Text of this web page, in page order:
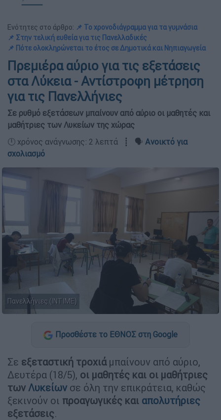
Ενότητες στο άρθρο: 📌 Το χρονοδιάγραμμα για τα γυμνάσια
📌 Στην τελική ευθεία για τις Πανελλαδικές
📌 Πότε ολοκληρώνεται το έτος σε Δημοτικά και Νηπιαγωγεία
Πρεμιέρα αύριο για τις εξετάσεις
στα Λύκεια - Αντίστροφη μέτρηση
για τις Πανελλήνιες
Σε ρυθμό εξετάσεων μπαίνουν από αύριο οι μαθητές και
μαθήτριες των Λυκείων της χώρας
🕛 χρόνος ανάγνωσης: 2 λεπτά ┋ 🗣️ Ανοικτό για
σχολιασμό
Πανελλήνιες (ΙΝΤΙΜΕ)
Προσθέστε το ΕΘΝΟΣ στη Google
Σε εξεταστική τροχιάμπαίνουν από αύριο,
Δευτέρα (18/5), οι μαθητές και οι μαθήτριες
των Λυκείωνσε όλη την επικράτεια, καθώς
ξεκινούν οι προαγωγικές και απολυτήριες
εξετάσεις.